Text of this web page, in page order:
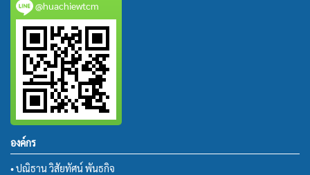
@huachiewtcm
องค์กร
• ปณิธาน วิสัยทัศน์ พันธกิจ